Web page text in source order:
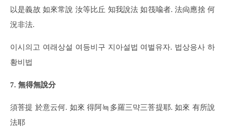
以是義故 如來常說 汝等比丘 知我說法 如筏喩者. 法尙應捨 何
況非法.
이시의고 여래상설 여등비구 지아설법 여벌유자. 법상응사 하
황비법
7. 無得無說分
須菩提 於意云何. 如來 得阿뇩多羅三먁三菩提耶. 如來 有所說
法耶